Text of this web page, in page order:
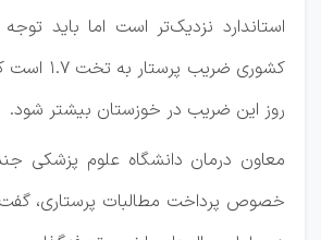
استاندارد نزدیک‌تر است اما باید
کشوری ضریب
روز این ضریب در خوزستان بیشتر شود.
معاون درمان دانشگاه علوم پزشکی
خصوص پرداخت مطالبات پرستاری،